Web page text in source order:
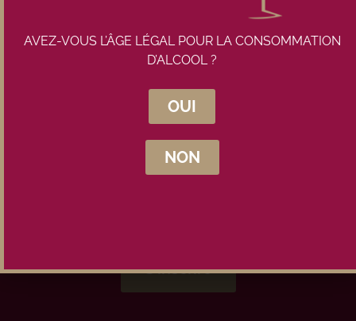
Inscrivez-vous à la newsletter
Maison Pouteau
AVEZ-VOUS L’ÂGE LÉGAL POUR LA CONSOMMATION
D’ALCOOL ?
OUI
NON